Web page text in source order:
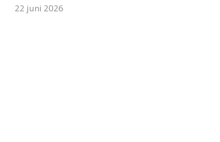
22 juni 2026